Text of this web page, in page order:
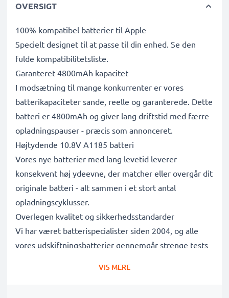
OVERSIGT
100% kompatibel batterier til Apple
Specielt designet til at passe til din enhed. Se den
fulde kompatibilitetsliste.
Garanteret 4800mAh kapacitet
I modsætning til mange konkurrenter er vores
batterikapaciteter sande, reelle og garanterede. Dette
batteri er 4800mAh og giver lang driftstid med færre
opladningspauser - præcis som annonceret.
Højtydende 10.8V A1185 batteri
Vores nye batterier med lang levetid leverer
konsekvent høj ydeevne, der matcher eller overgår dit
originale batteri - alt sammen i et stort antal
opladningscyklusser.
Overlegen kvalitet og sikkerhedsstandarder
Vi har været batterispecialister siden 2004, og alle
vores udskiftningsbatterier gennemgår strenge tests
VIS MERE